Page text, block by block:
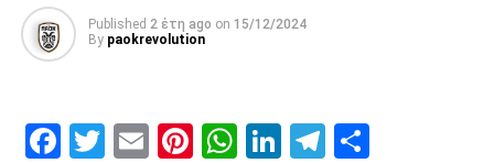
Published 2 έτη ago on 15/12/2024
By paokrevolution
Facebook
Twitter
EmailPinterest
WhatsApp
LinkedIn
Telegram